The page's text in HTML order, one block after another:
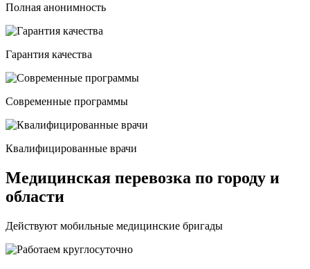
Полная анонимность
Гарантия качества
Современные программы
Квалифицированные врачи
Медицинская перевозка по городу и
области
Действуют мобильные медицинские бригады